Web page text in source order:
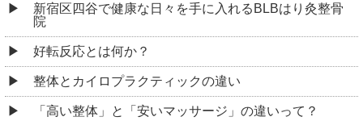
新宿区四谷で健康な日々を手に入れるBLBはり灸整骨
院
好転反応とは何か？
整体とカイロプラクティックの違い
「高い整体」と「安いマッサージ」の違いって？